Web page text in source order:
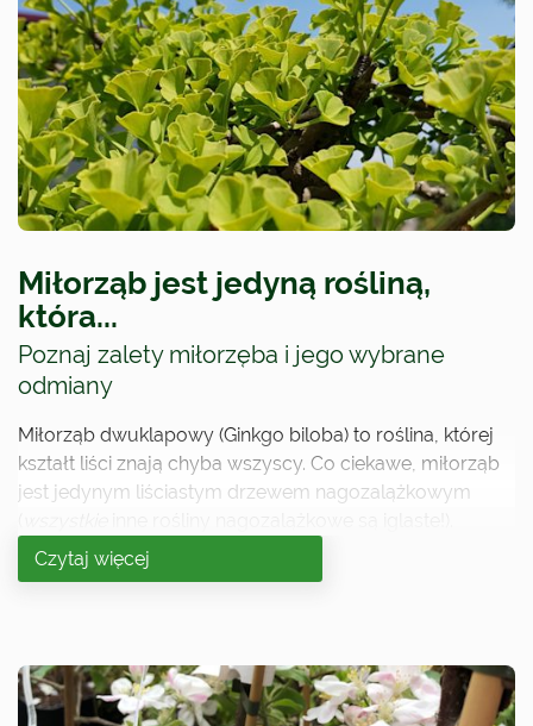
Miłorząb jest jedyną rośliną,
która...
Poznaj zalety miłorzęba i jego wybrane
odmiany
Miłorząb dwuklapowy (Ginkgo biloba) to roślina, której
kształt liści znają chyba wszyscy. Co ciekawe, miłorząb
jest jedynym liściastym drzewem nagozalążkowym
Czytaj więcej